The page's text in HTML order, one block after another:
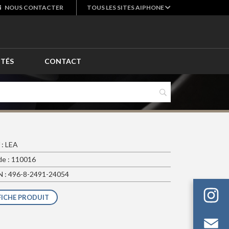
NOUS CONTACTER TOUS LES SITES AIPHONE
CONTACT
LEA
: 110016
: 496-8-2491-24054
PRODUIT